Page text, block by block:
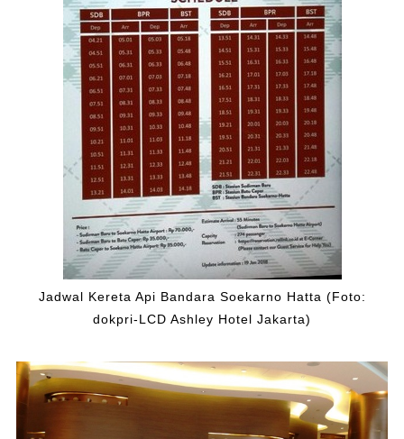
Jadwal Kereta Api Bandara Soekarno Hatta (Foto:
dokpri-LCD Ashley Hotel Jakarta)